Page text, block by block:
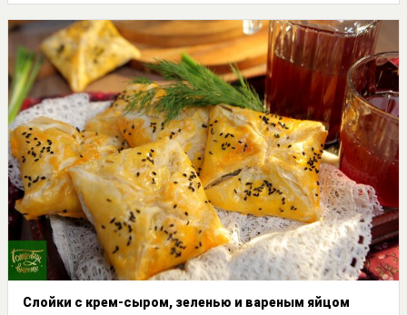
Слойки с крем-сыром, зеленью и вареным яйцом